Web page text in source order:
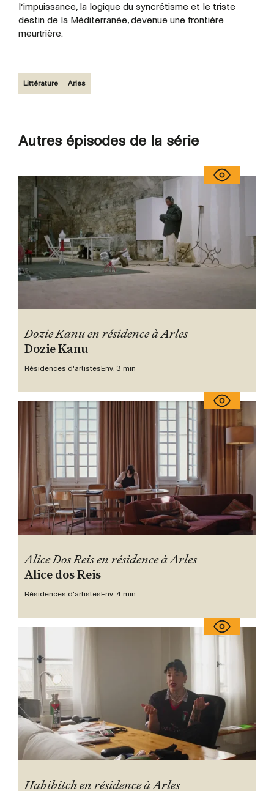
l’impuissance, la logique du syncrétisme et le triste
destin de la Méditerranée, devenue une frontière
meurtrière.
Littérature Arles
Autres épisodes de la série
Dozie Kanu en résidence à Arles
Dozie Kanu
Résidences d'artistesEnv. 3 min
Alice Dos Reis en résidence à Arles
Alice dos Reis
Résidences d'artistes Env. 4 min
Habibitch en résidence à Arles